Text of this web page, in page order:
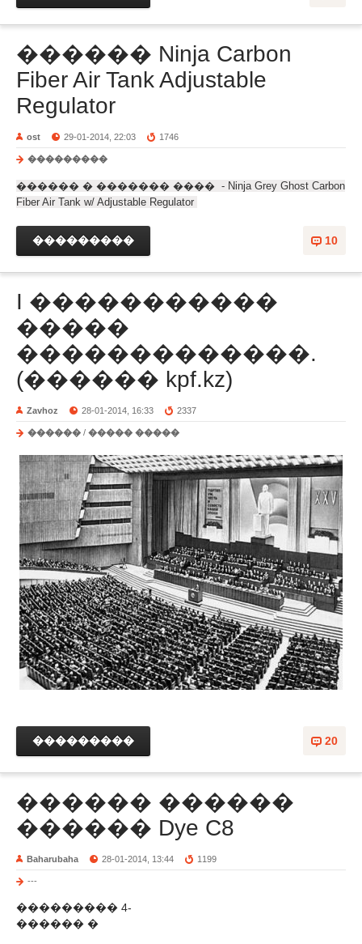
������ Ninja Carbon
Fiber Air Tank Adjustable
Regulator
ost 29-01-2014, 22:03 1746
���������
������ � ������� ���� - Ninja Grey Ghost Carbon
Fiber Air Tank w/ Adjustable Regulator
10
���������
I �����������
�����
�������������.
(������ kpf.kz)
Zavhoz 28-01-2014, 16:33 2337
������ / ����� �����
20
���������
������ ������
������ Dye C8
Baharubaha 28-01-2014, 13:44 1199
---
��������� 4-
������ �